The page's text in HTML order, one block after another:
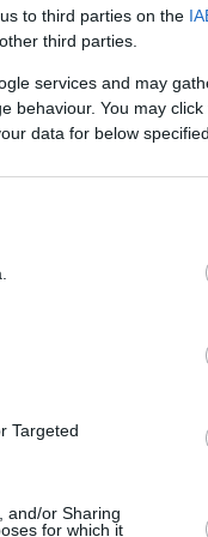
to third parties on the
third parties.
services and may
behaviour. You may
data for below
Targeted
and/or Sharing
for which it
stand
in Runde
ist
des
acht